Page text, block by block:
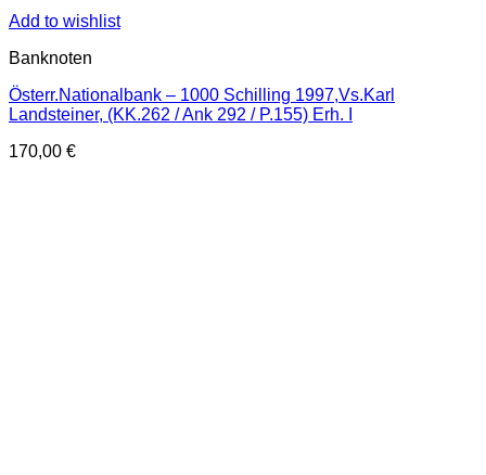
Add to wishlist
Banknoten
Österr.Nationalbank – 1000 Schilling 1997,Vs.Karl
Landsteiner, (KK.262 / Ank 292 / P.155) Erh. I
170,00 €